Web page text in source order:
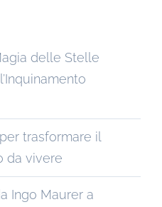
delle Stelle
trasformare il
da vivere
Ingo Maurer a